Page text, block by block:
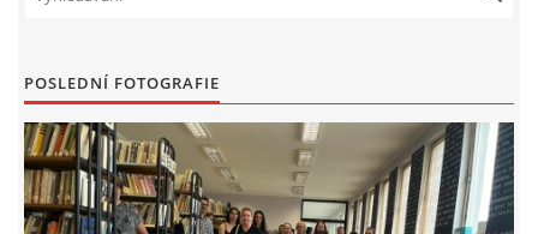
E-KNIHY DO KAŽDÉ KNIHOVNY
GRANTY A DOTACE
POSLEDNÍ FOTOGRAFIE